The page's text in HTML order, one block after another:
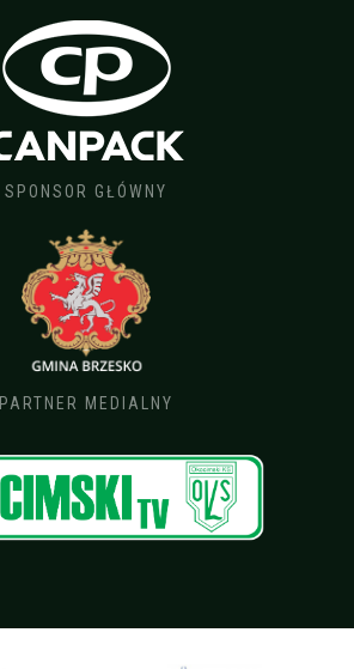
SPONSOR GŁÓWNY
PARTNER MEDIALNY